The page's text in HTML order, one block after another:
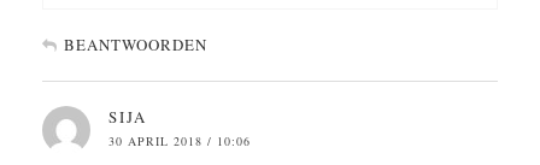
BEANTWOORDEN
SIJA
30 APRIL 2018 / 10:06